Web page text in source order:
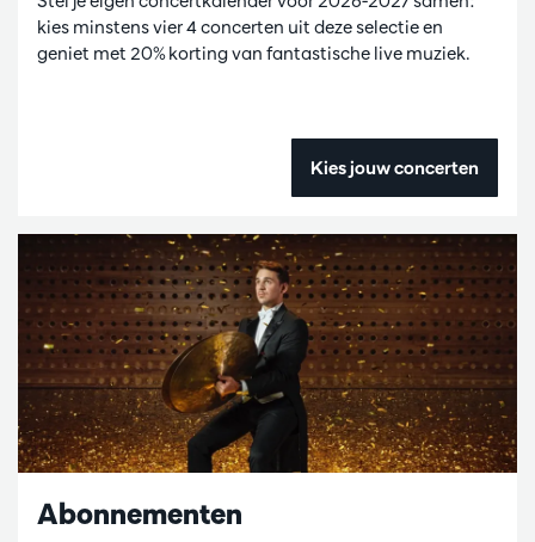
kies minstens vier 4 concerten uit deze selectie en
geniet met 20% korting van fantastische live muziek.
Kies jouw concerten
Abonnementen